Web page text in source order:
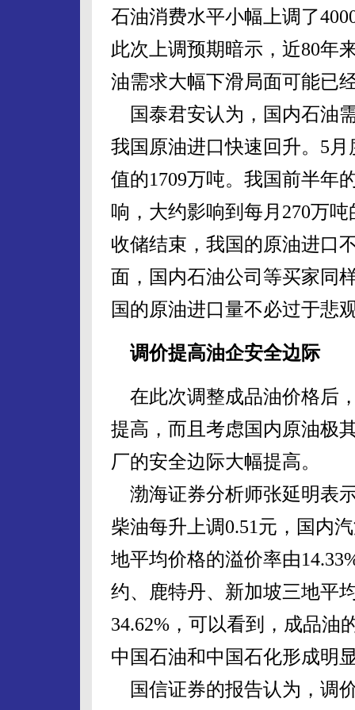
石油消费水平小幅上调了
此次上调预期暗示，近80年
油需求大幅下滑局面可能已
国泰君安认为，国内石油
我国原油进口快速回升。5
值的1709万吨。我国前半年
响，大约影响到每月270万
收储结束，我国的原油进口
面，国内石油公司等买家同
国的原油进口量不必过于悲
调价提高油企安全边际
在此次调整成品油价格后
提高，而且考虑国内原油极
厂的安全边际大幅提高。
渤海证券分析师张延明表
柴油每升上调0.51元，国内
地平均价格的溢价率由
约、鹿特丹、新加坡三地平
34.62%，可以看到，成品油
中国石油和中国石化形成明
国信证券的报告认为，调